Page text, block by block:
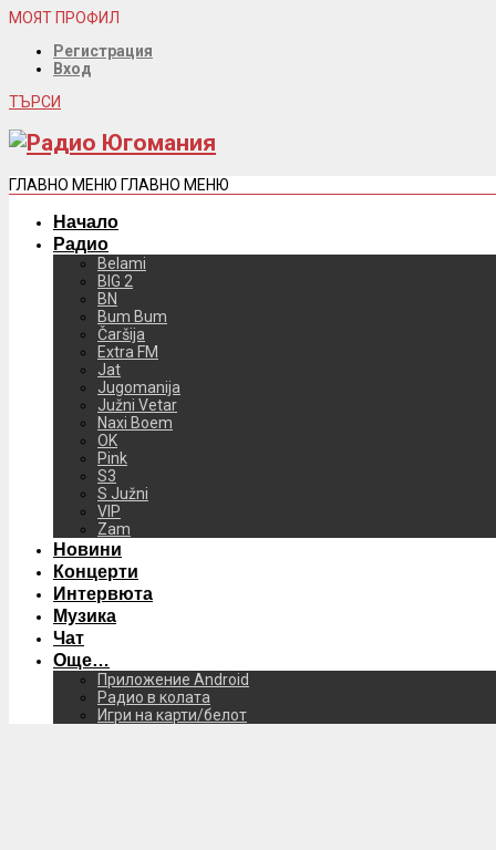
МОЯТ ПРОФИЛ
Регистрация
Вход
ТЪРСИ
ГЛАВНО МЕНЮ ГЛАВНО МЕНЮ
Начало
Радио
Belami
BIG 2
BN
Bum Bum
Čaršija
Extra FM
Jat
Jugomanija
Južni Vetar
Naxi Boem
OK
Pink
S3
S Južni
VIP
Zam
Новини
Концерти
Интервюта
Музика
Чат
Още…
Приложение Android
Радио в колата
Игри на карти/белот